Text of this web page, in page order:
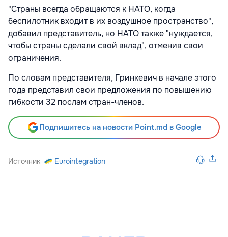
"Страны всегда обращаются к НАТО, когда
беспилотник входит в их воздушное пространство",
добавил представитель, но НАТО также "нуждается,
чтобы страны сделали свой вклад", отменив свои
ограничения.
По словам представителя, Гринкевич в начале этого
года представил свои предложения по повышению
гибкости 32 послам стран-членов.
Подпишитесь на новости Point.md в Google
Источник Eurointegration